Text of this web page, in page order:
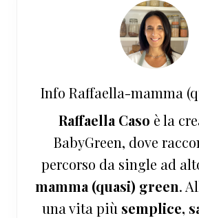
Info Raffaella-mamma
Raffaella Caso è la
BabyGreen, dove
percorso da single ad
mamma (quasi) green.
una vita più semplice,